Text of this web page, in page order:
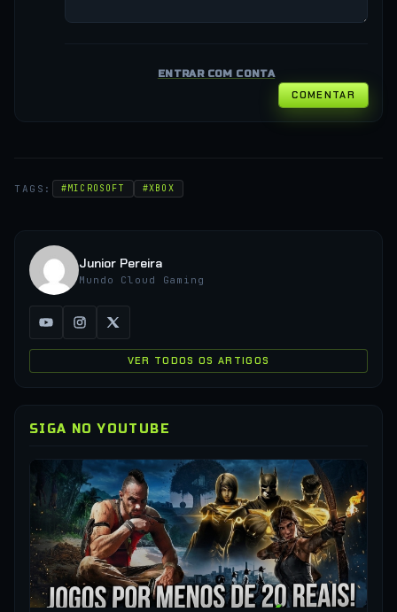
ENTRAR COM CONTA
COMENTAR
TAGS: #MICROSOFT #XBOX
Junior Pereira
Mundo Cloud Gaming
VER TODOS OS ARTIGOS
SIGA NO YOUTUBE